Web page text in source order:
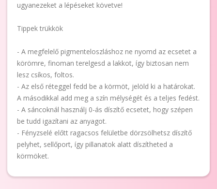
ugyanezeket a lépéseket követve!
Tippek trükkök
- A megfelelő pigmenteloszláshoz ne nyomd az ecsetet a
körömre, finoman terelgesd a lakkot, így biztosan nem
lesz csíkos, foltos.
- Az első réteggel fedd be a körmöt, jelöld ki a határokat.
A másodikkal add meg a szín mélységét és a teljes fedést.
- A sáncoknál használj 0-ás díszítő ecsetet, hogy szépen
be tudd igazítani az anyagot.
- Fényzselé előtt ragacsos felületbe dörzsölhetsz díszítő
pelyhet, sellőport, így pillanatok alatt díszítheted a
körmöket.